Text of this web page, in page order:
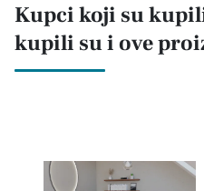
Kupci koji su
kupili su i ove